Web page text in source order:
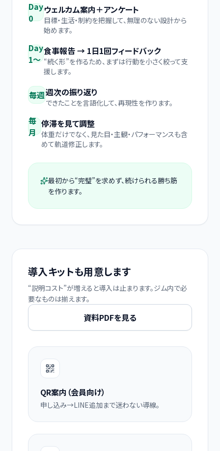
Day
0
ウェルカム案内＋アンケート
目標・生活・制約を把握して、無理のない設計から
始めます。
Day
1〜
食事報告 → 1日1回フィードバック
“続く形”を作るため、まずは行動を小さく絞って支
援します。
毎週週次の振り返り
できたことを言語化して、再現性を作ります。
毎
月
停滞を見て調整
体重だけでなく、見た目・主観・パフォーマンスも含
めて軌道修正します。
最初から“完璧”を求めず、続けられる勝ち筋
を作ります。
導入キットも用意します
“説明コスト”が増えると導入は止まります。ジム内で必
要なものは揃えます。
資料PDFを見る
QR案内（会員向け）
申し込み→LINE追加まで迷わない導線。